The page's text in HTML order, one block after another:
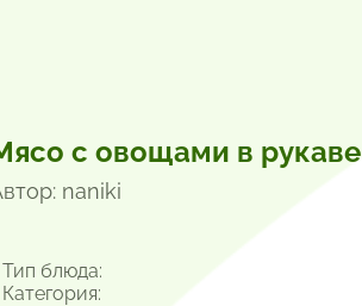
с овощами в рукаве
naniki
блюда: